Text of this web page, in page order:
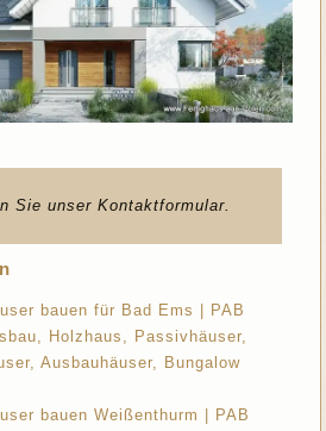
Sie unser Kontaktformular.
bauen für Bad Ems | PAB
Holzhaus, Passivhäuser,
Ausbauhäuser, Bungalow
bauen Weißenthurm | PAB